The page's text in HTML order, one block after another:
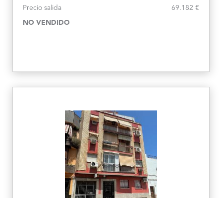
Precio salida 69.182 €
NO VENDIDO